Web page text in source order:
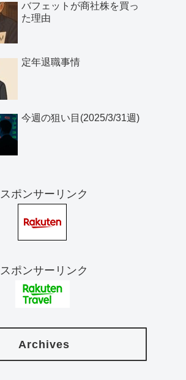
バフェットが商社株を買っ
た理由
定年退職事情
今週の狙い目(2025/3/31週)
スポンサーリンク
スポンサーリンク
Archives